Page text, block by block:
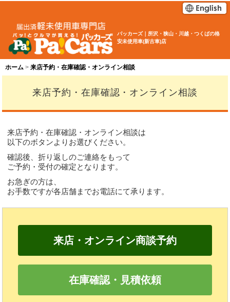
パッカーズ｜所沢・狭山・川越・つくばの格
安未使用車(新古車)店
ホーム 来店予約・在庫確認・オンライン相談
来店予約・在庫確認・オンライン相談
来店予約・在庫確認・オンライン相談は
以下のボタンよりお選びください。
確認後、折り返しのご連絡をもって
ご予約・受付の確定となります。
お急ぎの方は、
お手数ですが各店舗までお電話にて承ります。
来店・オンライン商談予約
在庫確認・見積依頼